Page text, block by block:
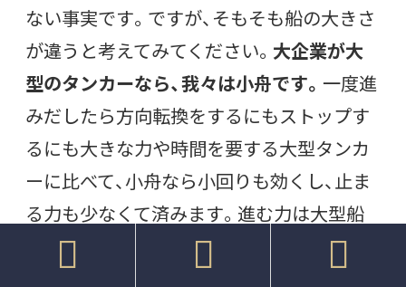
ない事実です。ですが、そもそも船の大きさ
が違うと考えてみてください。 大企業が大
型のタンカーなら、我々は小舟です。 一度進
みだしたら方向転換をするにもストップす
るにも大きな力や時間を要する大型タンカ
ーに比べて、小舟なら小回りも効くし、止ま
る力も少なくて済みます。進む力は大型船
に比べると小さいですが、これを理解してい
  